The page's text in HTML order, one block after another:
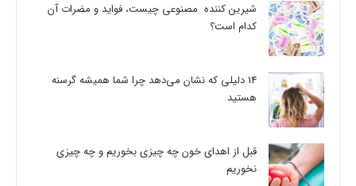
شیرین کننده مصنوعی چیست، فواید و مضرات آن
کدام است؟
14 دلیلی که نشان می‌دهد چرا شما همیشه گرسنه
هستید
قبل از اهدای خون چه چیزی بخوریم و چه چیزی
نخوریم